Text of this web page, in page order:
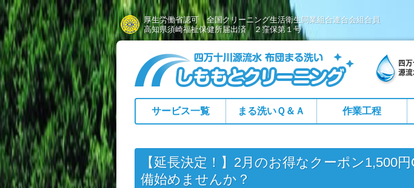
厚生労働省認可 全国クリーニング生活衛生同業組合連合会組合員
高知県須崎福祉保健所届出済 ２窪保第１号
サービス一覧 まる洗いＱ＆Ａ 作業工程
【延長決定！】2月のお得なクーポン1,500
備始めませんか？